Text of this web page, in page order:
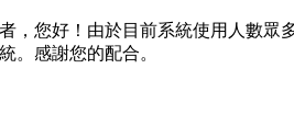
，您好！由於目前系統使用人數眾
。感謝您的配合。